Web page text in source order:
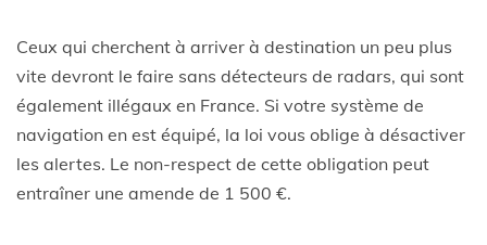
Ceux qui cherchent à arriver à destination un peu plus
vite devront le faire sans détecteurs de radars, qui sont
également illégaux en France. Si votre système de
navigation en est équipé, la loi vous oblige à désactiver
les alertes. Le non-respect de cette obligation peut
entraîner une amende de 1 500 €.